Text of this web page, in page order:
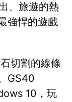
、旅遊的熱
強悍的遊戲
切割的線條
GS40
10，玩